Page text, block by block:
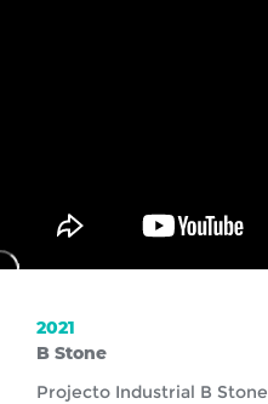
2021
B Stone
Projecto Industrial B Stone